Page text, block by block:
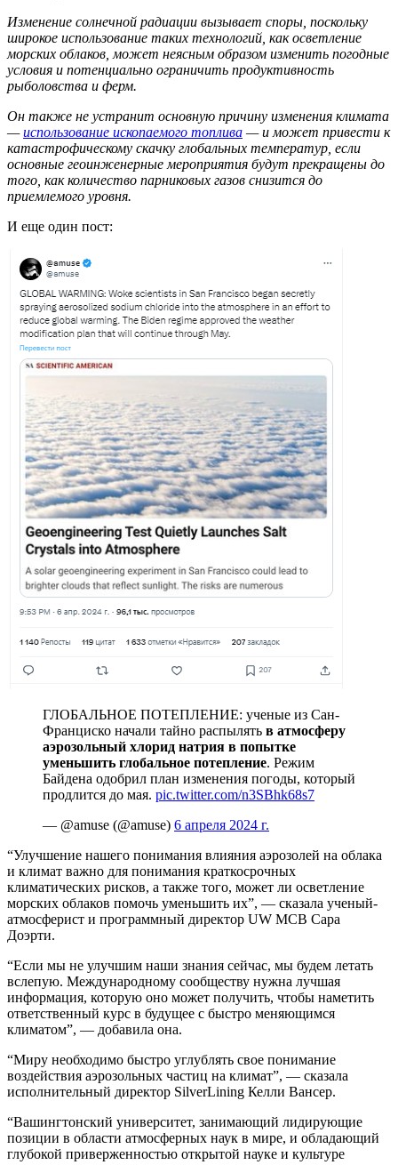
Изменение солнечной радиации вызывает споры, поскольку
широкое использование таких технологий, как осветление
морских облаков, может неясным образом изменить погодные
условия и потенциально ограничить продуктивность
рыболовства и ферм.
Он также не устранит основную причину изменения климата
—использование ископаемого топлива — и может привести к
катастрофическому скачку глобальных температур, если
основные геоинженерные мероприятия будут прекращены до
того, как количество парниковых газов снизится до
приемлемого уровня.
И еще один пост:
ГЛОБАЛЬНОЕ ПОТЕПЛЕНИЕ: ученые из Сан-
Франциско начали тайно распылять в атмосферу
аэрозольный хлорид натрия в попытке
уменьшить глобальное потепление. Режим
Байдена одобрил план изменения погоды, который
продлится до мая. pic.twitter.com/n3SBhk68s7
— @amuse (@amuse) 6 апреля 2024 г.
“Улучшение нашего понимания влияния аэрозолей на облака
и климат важно для понимания краткосрочных
климатических рисков, а также того, может ли осветление
морских облаков помочь уменьшить их”, — сказала ученый-
атмосферист и программный директор UW MCB Сара
Доэрти.
“Если мы не улучшим наши знания сейчас, мы будем летать
вслепую. Международному сообществу нужна лучшая
информация, которую оно может получить, чтобы наметить
ответственный курс в будущее с быстро меняющимся
климатом”, — добавила она.
“Миру необходимо быстро углублять свое понимание
воздействия аэрозольных частиц на климат”, — сказала
исполнительный директор SilverLining Келли Вансер.
“Вашингтонский университет, занимающий лидирующие
позиции в области атмосферных наук в мире, и обладающий
глубокой приверженностью открытой науке и культуре